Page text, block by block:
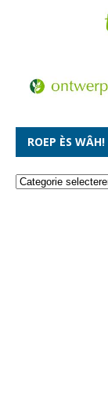
ROEP ÈS WÂH!